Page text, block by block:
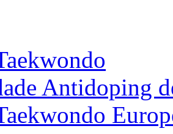
Antidoping